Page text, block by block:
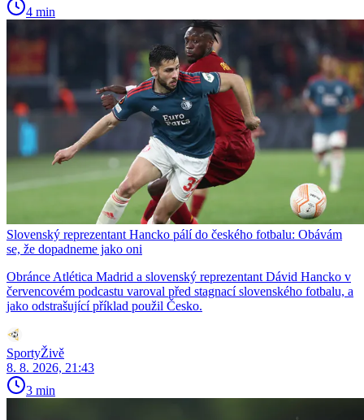
4 min
Slovenský reprezentant Hancko pálí do českého fotbalu: Obávám
se, že dopadneme jako oni
Obránce Atlética Madrid a slovenský reprezentant Dávid Hancko v
červencovém podcastu varoval před stagnací slovenského fotbalu, a
jako odstrašující příklad použil Česko.
SportyŽivě
8. 8. 2026, 21:43
3 min